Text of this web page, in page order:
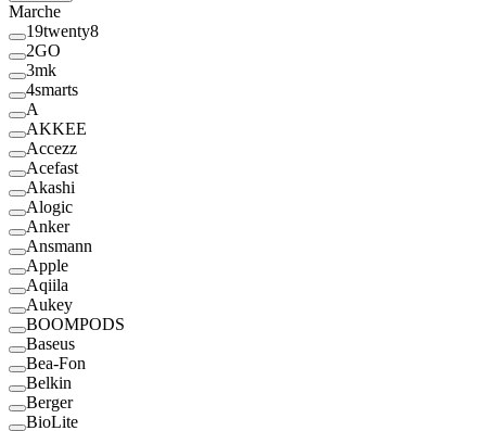
Marche
19twenty8
2GO
3mk
4smarts
A
AKKEE
Accezz
Acefast
Akashi
Alogic
Anker
Ansmann
Apple
Aqiila
Aukey
BOOMPODS
Baseus
Bea-Fon
Belkin
Berger
BioLite